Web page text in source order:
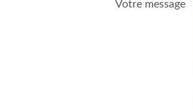
Votre message